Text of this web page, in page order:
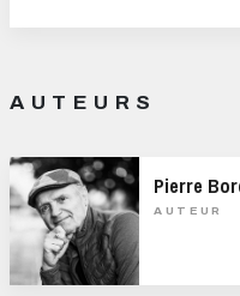
AUTEURS
Pierre
AUTEUR